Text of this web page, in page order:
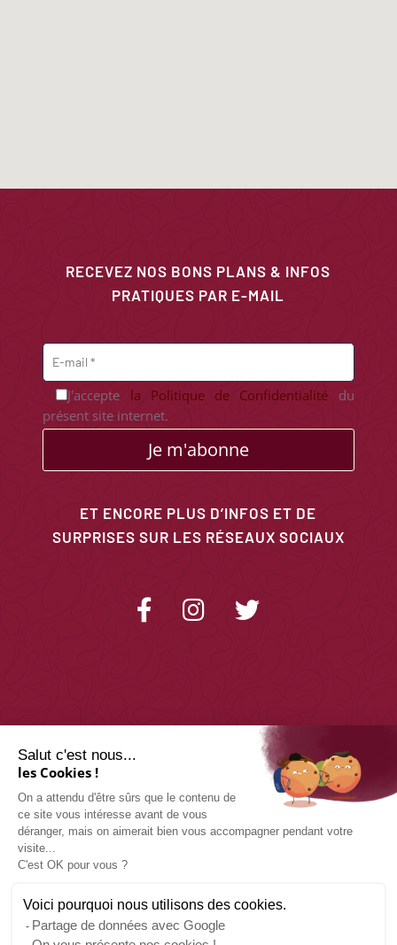
Salut c'est nous...
les Cookies !
On a attendu d'être sûrs que le contenu de
ce site vous intéresse avant de vous
déranger, mais on aimerait bien vous accompagner pendant votre
visite...
C'est OK pour vous ?
Voici pourquoi nous utilisons des cookies.
Partage de données avec Google
RECEVEZ NOS BONS PLANS & INFOS
PRATIQUES PAR E-MAIL
J'accepte la Politique de Confidentialité du
présent site internet.
Je m'abonne
ET ENCORE PLUS D’INFOS ET DE
SURPRISES SUR LES RÉSEAUX SOCIAUX
CONTACTEZ-NOUS